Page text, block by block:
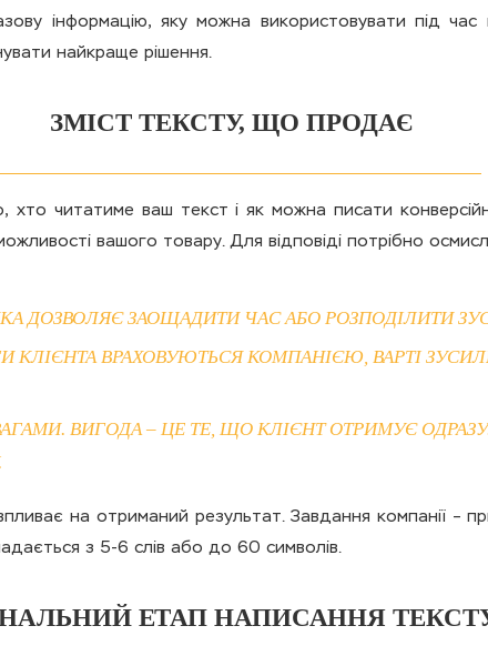
інформацію, яку можна використовувати під
найкраще рішення.
ЗМІСТ ТЕКСТУ, ЩО ПРОДАЄ
хто читатиме ваш текст і як можна писати
вашого товару. Для відповіді потрібно
ДОЗВОЛЯЄ ЗАОЩАДИТИ ЧАС АБО РОЗПОДІЛИТИ
ВРАХОВУЮТЬСЯ КОМПАНІЄЮ, ВАРТІ
ВИГОДА – ЦЕ ТЕ, ЩО КЛІЄНТ ОТРИМУЄ
на отриманий результат. Завдання компанії –
з 5-6 слів або до 60 символів.
ЕТАП НАПИСАННЯ